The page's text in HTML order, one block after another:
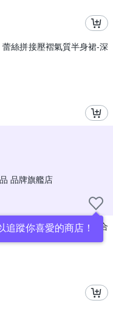
絲拼接壓褶氣質半身裙-深
品牌旗艦店
追蹤你喜愛的商店！
綁帶A字雪紡印花洋裝-綜合